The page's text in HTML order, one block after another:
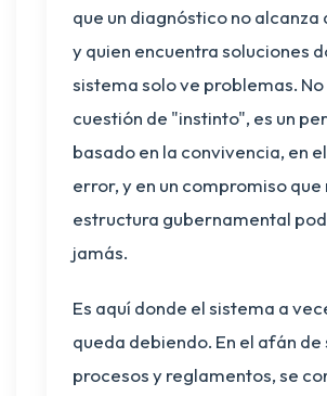
que un diagnóstico no alcanza
y quien encuentra soluciones
sistema solo ve problemas. No
cuestión de "instinto", es un
basado en la convivencia, en
error, y en un compromiso que
estructura gubernamental
jamás.
Es aquí donde el sistema a
queda debiendo. En el afán de
procesos y reglamentos, se